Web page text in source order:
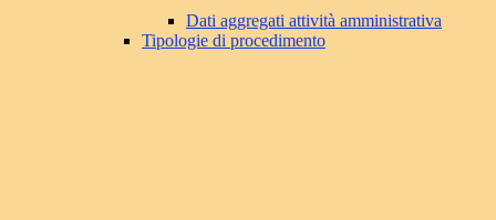
Dati aggregati attività amministrativa
Tipologie di procedimento